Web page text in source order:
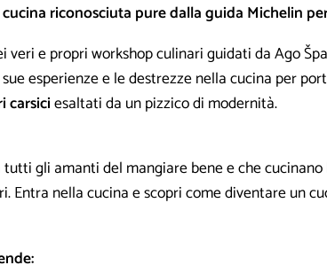
riconosciuta pure dalla guida Michelin
veri e propri workshop culinari guidati da Ago
esperienze e le destrezze nella cucina per
carsiciesaltati da un pizzico di modernità.
gli amanti del mangiare bene e che
Entra nella cucina e scopri come diventare un